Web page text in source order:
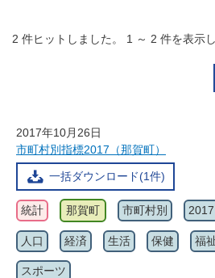
2 件ヒットしました。 1 ～ 2 件を表示
2017年10月26日
市町村別指標2017（那賀町）
一括ダウンロード(1件)
統計 那賀町 市町村別 2017
人口 経済 生活 保健 福
スポーツ